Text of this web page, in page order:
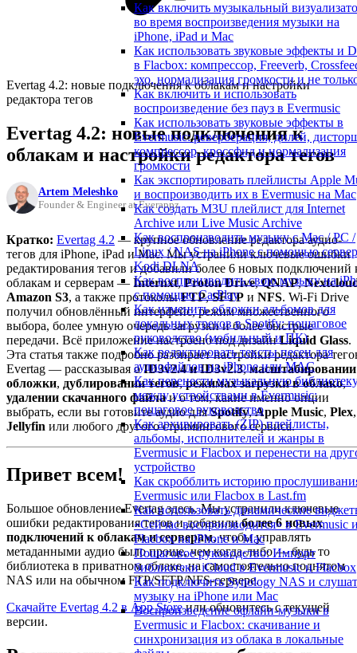
Как включить музыкальный
во время воспроизведения музыки на
iPhone, iPad и Mac
Как использовать звуковые эффекты и
в Flacbox: компрессор, Freeverb,
эхо, нормализация громкости и не
Как включить и использовать
воспроизведение без пауз в Evermusic
Как использовать звуковые эффекты в
Evermusic: реверберация, дилей,
компрессор, кроссфид и нормализация
громкости
Как экспортировать плейлисты Apple
и воспроизводить их в Evermusic на Mac
Как создать M3U плейлист для Internet
Archive или Live Music Archive
Как воспроизводить музыку с Mac / PC /
Linux / NAS на iPhone с помощью
Kodi DLNA
Как воспроизводить свою музыку на
с помощью CarPlay
Как изменить обложки альбомов для
локальных треков в Spotify: пошаговое
руководство (мобильный и ПК)
Как редактировать тексты песен для
аудиофайлов на iPhone или MAC
Как перенести музыкальную
между устройствами в Evermusic:
пошаговое руководство
Как архивировать (ZIP) плейлисты,
альбомы, исполнителей и жанры в
Evermusic и Flacbox и перенести на
устройство
Как скробблить историю
Evermusic или Flacbox в Last.fm
Как использовать динамические
«Сейчас воспроизводится» в Evermusic
Flacbox на iPhone и Mac
Пошаговое руководство: Импорт
библиотеки iCloud в Evermusic и Flacbox
Как подключить Synology NAS и
музыку на iPhone или Mac
Воспроизведение офлайн-музыки в
Evermusic и Flacbox: скачивание и
синхронизация из облака в локальные
Evertag 4.2: новые подключения к облакам и настройки
редактора тегов
Evertag 4.2: новые подключения к
облакам и настройки редактора тегов
Artem Meleshko
Founder & Engineer at Everappz
Кратко: Evertag 4.2 — крупное обновление редактора аудио-
тегов для iPhone, iPad и Mac. Мы устранили ключевые ошибки
редактирования тегов и добавили более 6 новых подключений
облакам и серверам — Internxt,Proton Drive,QNAP,
Amazon S3, а также протоколыFTP,SFTP и NFS. Wi-Fi Drive
получил обновлённый интерфейс, режим множественного
выбора, более умную очередь загрузки и более быстрые
передачи. Всё приложение настроено под дизайнLiquid Glass.
Эта статья также подробно разбирает настройки редактора
Evertag — рассказывая оID3v2.4 и ID3v2.3,масштабировании
обложки, дублировании тегов,режимах загрузки в облако,
удалении скачанного файлаи о том, какие именно опции
выбрать, если вы готовите аудио дляSpotify,Apple Music, Plex,
Jellyfin или любого другого стримингового сервиса.
Привет всем!
Большое обновление Evertag здесь. Мы устранили ключевые
ошибки редактирования тегов и добавилиболее 6 новых
подключений к облакам и серверам, чтобы управлять
метаданными аудио было проще, чем когда-либо — будь то
библиотека в приватном облаке, на самостоятельно поднятом
NAS или на обычном FTP/SFTP/NFS-сервере.
Скачайте Evertag 4.2 в App Storeили обновитесь с текущей
версии.